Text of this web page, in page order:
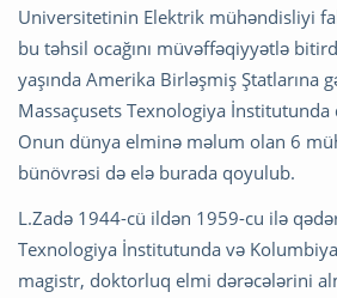
Universitetinin Elektrik mühəndisliyi
bu təhsil ocağını müvəffəqiyyətlə
yaşında Amerika Birləşmiş Ştatlarına
Massaçusets Texnologiya
Onun dünya elminə məlum olan 6
bünövrəsi də elə burada qoyulub.
L.Zadə 1944-cü ildən 1959-cu ilə
Texnologiya İnstitutunda və
magistr, doktorluq elmi dərəcələrini